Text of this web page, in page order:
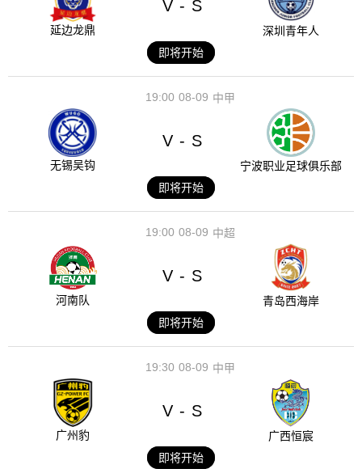
延边龙鼎
V - S
深圳青年人
即将开始
08-09
19:00 中甲
无锡吴钩
V - S
宁波职业足球俱乐部
即将开始
08-09
19:00 中超
河南队
V - S
青岛西海岸
即将开始
08-09
19:30 中甲
广州豹
V - S
广西恒宸
即将开始